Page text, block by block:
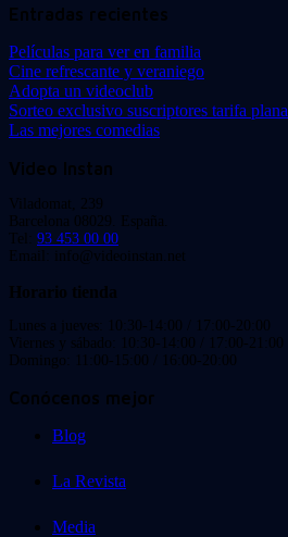
Entradas recientes
Películas para ver en familia
Cine refrescante y veraniego
Adopta un videoclub
Sorteo exclusivo suscriptores tarifa plana
Las mejores comedias
Video Instan
Viladomat, 239
Barcelona 08029. España.
Tel: 93 453 00 00
Email: info@videoinstan.net
Horario tienda
Lunes a jueves: 10:30-14:00 / 17:00-20:00
Viernes y sábado: 10:30-14:00 / 17:00-21:00
Domingo: 11:00-15:00 / 16:00-20:00
Conócenos mejor
Blog
La Revista
Media